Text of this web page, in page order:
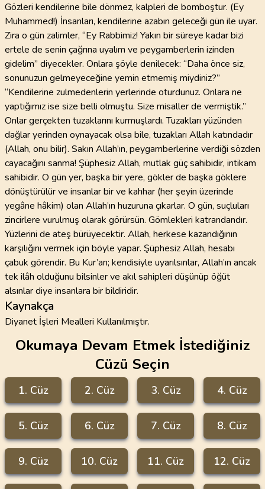
Gözleri kendilerine bile dönmez, kalpleri de bomboştur. (Ey
Muhammed!) İnsanları, kendilerine azabın geleceği gün ile uyar.
Zira o gün zalimler, “Ey Rabbimiz! Yakın bir süreye kadar bizi
ertele de senin çağrına uyalım ve peygamberlerin izinden
gidelim” diyecekler. Onlara şöyle denilecek: “Daha önce siz,
sonunuzun gelmeyeceğine yemin etmemiş miydiniz?”
“Kendilerine zulmedenlerin yerlerinde oturdunuz. Onlara ne
yaptığımız ise size belli olmuştu. Size misaller de vermiştik.”
Onlar gerçekten tuzaklarını kurmuşlardı. Tuzakları yüzünden
dağlar yerinden oynayacak olsa bile, tuzakları Allah katındadır
(Allah, onu bilir). Sakın Allah’ın, peygamberlerine verdiği sözden
cayacağını sanma! Şüphesiz Allah, mutlak güç sahibidir, intikam
sahibidir. O gün yer, başka bir yere, gökler de başka göklere
dönüştürülür ve insanlar bir ve kahhar (her şeyin üzerinde
yegâne hâkim) olan Allah’ın huzuruna çıkarlar. O gün, suçluları
zincirlere vurulmuş olarak görürsün. Gömlekleri katrandandır.
Yüzlerini de ateş bürüyecektir. Allah, herkese kazandığının
karşılığını vermek için böyle yapar. Şüphesiz Allah, hesabı
çabuk görendir. Bu Kur’an; kendisiyle uyarılsınlar, Allah’ın ancak
tek ilâh olduğunu bilsinler ve akıl sahipleri düşünüp öğüt
alsınlar diye insanlara bir bildiridir.
Kaynakça
Diyanet İşleri Mealleri Kullanılmıştır.
Okumaya Devam Etmek İstediğiniz
Cüzü Seçin
1. Cüz 2. Cüz 3. Cüz 4. Cüz
5. Cüz 6. Cüz 7. Cüz 8. Cüz
9. Cüz 10. Cüz 11. Cüz 12. Cüz